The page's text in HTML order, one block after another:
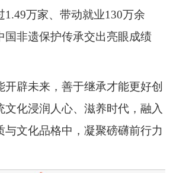
1.49万家、带动就业130万余
非遗保护传承交出亮眼成绩
开辟未来，善于继承才能更好创
文化浸润人心、滋养时代，融入
与文化品格中，凝聚磅礴前行力